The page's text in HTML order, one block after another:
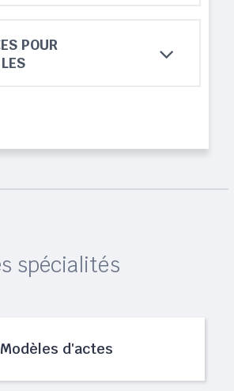
POUR
spécialités
Modèles d'actes